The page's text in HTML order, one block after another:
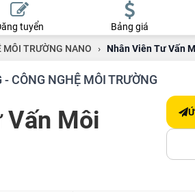
tuyển Bảng giá
MÔI TRƯỜNG NANO › Nhân Viên Tư Vấn
CÔNG NGHỆ MÔI TRƯỜNG
Vấn Môi